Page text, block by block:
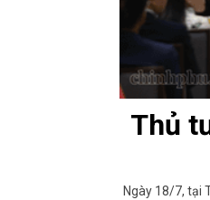
Thủ
Ngày 18/7, tại